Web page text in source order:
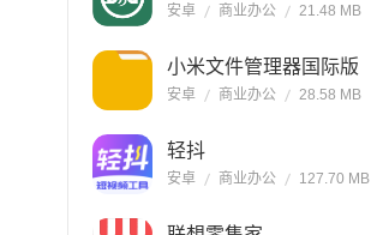
安卓 商业办公 21.48 MB
小米文件管理器国际版
安卓 商业办公 28.58 MB
轻抖
安卓 商业办公 127.70 MB